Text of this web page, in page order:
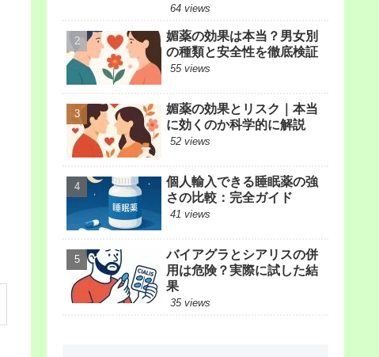
64 views
媚薬の効果は本当？男女別
の種類と安全性を徹底検証
55 views
媚薬の効果とリスク｜本当
に効くのか科学的に解説
52 views
個人輸入できる睡眠薬の強
さの比較：完全ガイド
41 views
バイアグラとシアリスの併
用は危険？実際に試した結
果
35 views